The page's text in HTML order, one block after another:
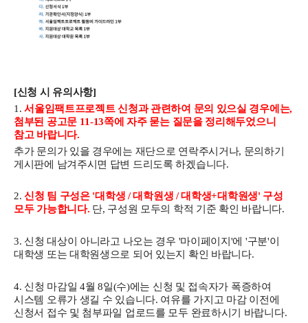
[신청 시 유의사항]
1.서울임팩트프로젝트 신청과 관련하여 문의 있으실 경우에는,
첨부된 공고문 11-13쪽에 자주 묻는 질문을 정리해두었으니
참고 바랍니다.
추가 문의가 있을 경우에는 재단으로 연락주시거나, 문의하기
게시판에 남겨주시면 답변 드리도록 하겠습니다.
2.신청 팀 구성은 '대학생 / 대학원생 / 대학생+대학원생' 구성
모두 가능합니다. 단, 구성원 모두의 학적 기준 확인 바랍니다.
3. 신청 대상이 아니라고 나오는 경우 '마이페이지'에 '구분'이
대학생 또는 대학원생으로 되어 있는지 확인 바랍니다.
4. 신청 마감일 4월 8일(수)에는 신청 및 접속자가 폭증하여
시스템 오류가 생길 수 있습니다. 여유를 가지고 마감 이전에
신청서 접수 및 첨부파일 업로드를 모두 완료하시기 바랍니다.